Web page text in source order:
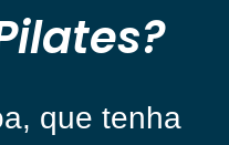
que tenha